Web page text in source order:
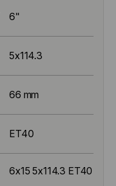
6"
5x114.3
66 mm
ET40
6x15 5x114.3 ET40